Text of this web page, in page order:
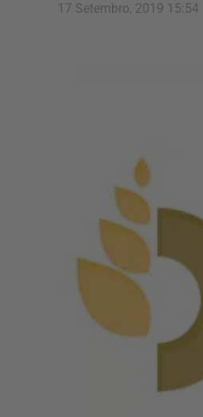
17 Setembro, 2019 15:54